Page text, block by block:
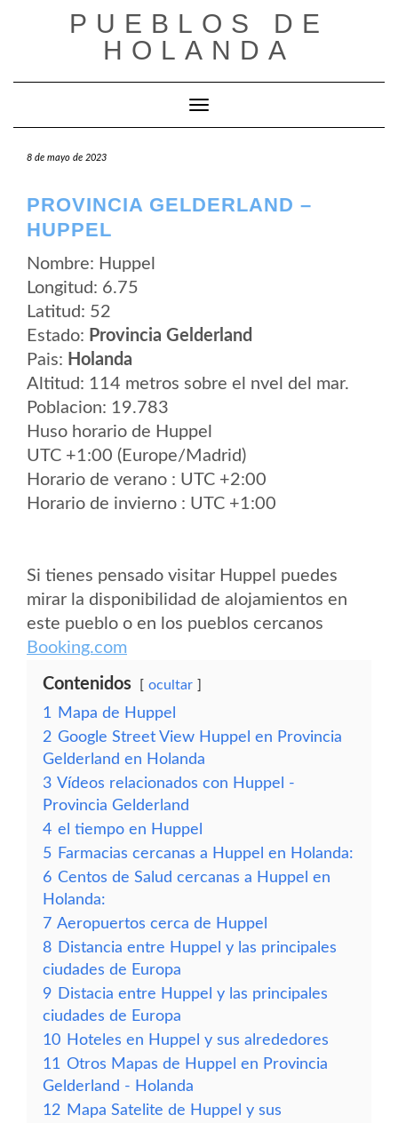
PUEBLOS DE
HOLANDA
Cambiar modo de navegación
8 de mayo de 2023
PROVINCIA GELDERLAND –
HUPPEL
Nombre: Huppel
Longitud: 6.75
Latitud: 52
Estado: Provincia Gelderland
Pais: Holanda
Altitud: 114 metros sobre el nvel del mar.
Poblacion: 19.783
Huso horario de Huppel
UTC +1:00 (Europe/Madrid)
Horario de verano : UTC +2:00
Horario de invierno : UTC +1:00
Si tienes pensado visitar Huppel puedes
mirar la disponibilidad de alojamientos en
este pueblo o en los pueblos cercanos
Booking.com
Contenidos ocultar
1
Mapa de Huppel
2 Google Street View Huppel en Provincia
Gelderland en Holanda
3 Vídeos relacionados con Huppel -
Provincia Gelderland
4 el tiempo en Huppel
5 Farmacias cercanas a Huppel en Holanda:
6 Centos de Salud cercanas a Huppel en
Holanda:
7 Aeropuertos cerca de Huppel
8 Distancia entre Huppel y las principales
ciudades de Europa
9 Distacia entre Huppel y las principales
ciudades de Europa
10 Hoteles en Huppel y sus alrededores
11 Otros Mapas de Huppel en Provincia
Gelderland - Holanda
12 Mapa Satelite de Huppel y sus